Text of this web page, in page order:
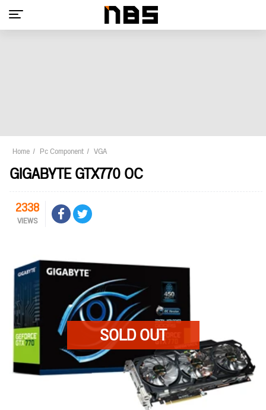
Home Pc Component VGA
GIGABYTE GTX770 OC
2338
VIEWS